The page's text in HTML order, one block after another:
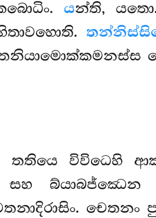
යන්ති,
තතියෙ විවිධෙහි
සහ